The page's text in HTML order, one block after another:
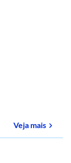
Veja maissobre